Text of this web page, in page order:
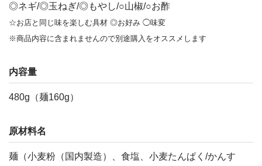
◎ネギ/◎玉ねぎ/◎もやし/○山椒/○お酢
☆お店と同じ味を楽しむ具材 ◎お好み ◯味変
※商品内容に含まれませんので別途購入をオススメします
内容量
480g（麺160g）
原材料名
麺（小麦粉（国内製造）、食塩、小麦たんぱく/かんす